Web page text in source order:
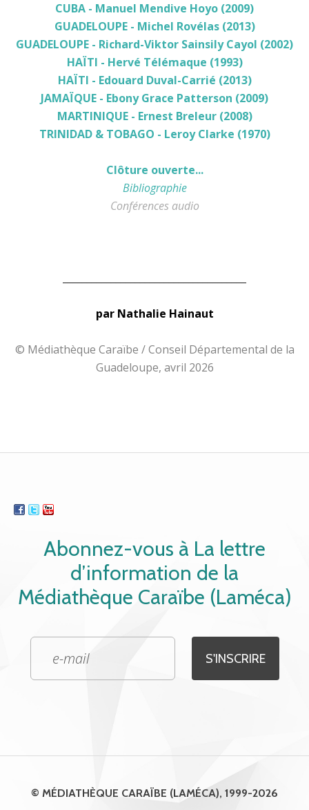
CUBA - Manuel Mendive Hoyo (2009)
GUADELOUPE - Michel Rovélas (2013)
GUADELOUPE - Richard-Viktor Sainsily Cayol (2002)
HAÏTI - Hervé Télémaque (1993)
HAÏTI - Edouard Duval-Carrié (2013)
JAMAÏQUE - Ebony Grace Patterson (2009)
MARTINIQUE - Ernest Breleur (2008)
TRINIDAD & TOBAGO - Leroy Clarke (1970)
Clôture ouverte...
Bibliographie
Conférences audio
par Nathalie Hainaut
© Médiathèque Caraïbe / Conseil Départemental de la
Guadeloupe, avril 2026
Abonnez-vous à La lettre
d’information de la
Médiathèque Caraïbe (Laméca)
© MÉDIATHÈQUE CARAÏBE (LAMÉCA), 1999-2026